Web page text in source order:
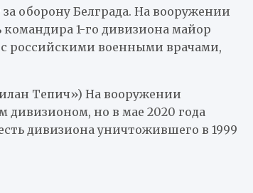
оборону Белграда. На вооружении
1-го дивизиона майор
с российскими военными врачами,
Тепич») На вооружении
дивизионом, но в мае 2020 года
дивизиона уничтожившего в 1999